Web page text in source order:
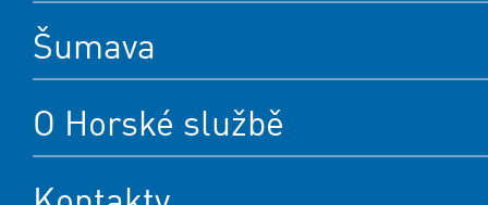
Šumava
O Horské službě